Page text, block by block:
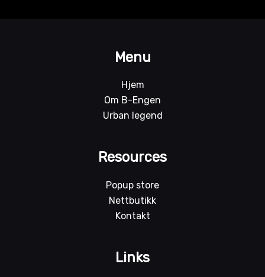
Menu
Hjem
Om B-Engen
Urban legend
Resources
Popup store
Nettbutikk
Kontakt
Links